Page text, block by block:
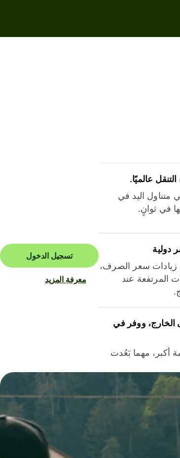
التنقل عالميًا.
متناول اليد في
في ثوانٍ.
دولية
زيادات سعر الصرف،
المرتفعة عند
الخارج، ووفر في
أكبر، مهما بَعُدت
تسجيل الدخول
معرفة المزيد